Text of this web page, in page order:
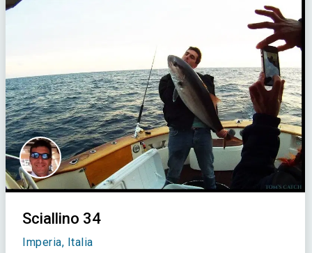
Sciallino 34
Imperia, Italia